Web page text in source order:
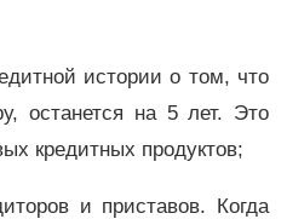
истории о том, что
останется на 5 лет. Это
кредитных продуктов;
и приставов. Когда